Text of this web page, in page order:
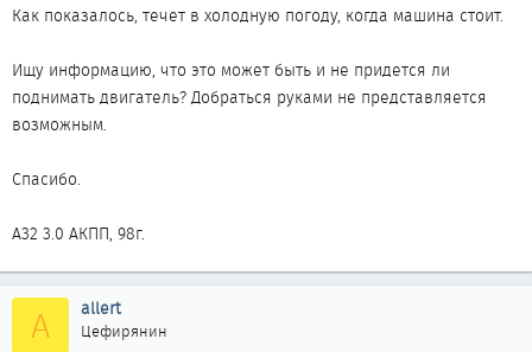
Как показалось, течет в холодную погоду, когда машина стоит.
Ищу информацию, что это может быть и не придется ли
поднимать двигатель? Добраться руками не представляется
возможным.
Спасибо.
А32 3.0 АКПП, 98г.
A allert
Цефирянин